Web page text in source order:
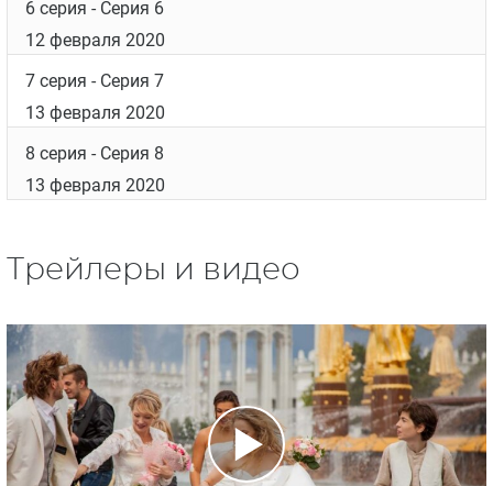
6 серия - Серия 6
12 февраля 2020
7 серия - Серия 7
13 февраля 2020
8 серия - Серия 8
13 февраля 2020
Трейлеры и видео